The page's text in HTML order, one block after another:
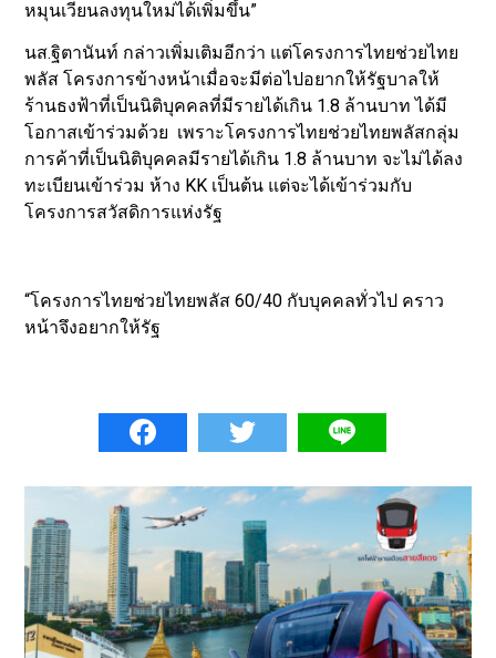
หมุนเวียนลงทุนใหม่ได้เพิ่มขึ้น”
นส.ฐิตานันท์ กล่าวเพิ่มเติมอีกว่า แต่โครงการไทยช่วยไทย
พลัส โครงการข้างหน้าเมื่อจะมีต่อไปอยากให้รัฐบาลให้
ร้านธงฟ้าที่เป็นนิติบุคคลที่มีรายได้เกิน 1.8 ล้านบาท ได้มี
โอกาสเข้าร่วมด้วย เพราะโครงการไทยช่วยไทยพลัสกลุ่ม
การค้าที่เป็นนิติบุคคลมีรายได้เกิน 1.8 ล้านบาท จะไม่ได้ลง
ทะเบียนเข้าร่วม ห้าง KK เป็นต้น แต่จะได้เข้าร่วมกับ
โครงการสวัสดิการแห่งรัฐ
“โครงการไทยช่วยไทยพลัส 60/40 กับบุคคลทั่วไป คราว
หน้าจึงอยากให้รัฐ